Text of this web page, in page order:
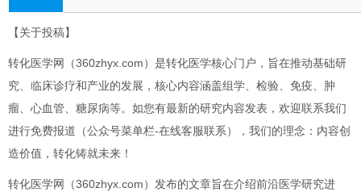
【关于投稿】
转化医学网（360zhyx.com）是转化医学核心门户，旨在推动基础研
究、临床诊疗和产业的发展，核心内容涵盖组学、检验、免疫、肿
瘤、心血管、糖尿病等。如您有最新的研究内容发表，欢迎联系我们
进行免费报道（公众号菜单栏-在线客服联系），我们的理念：内容创
造价值，转化铸就未来！
转化医学网（360zhyx.com）发布的文章旨在介绍前沿医学研究进